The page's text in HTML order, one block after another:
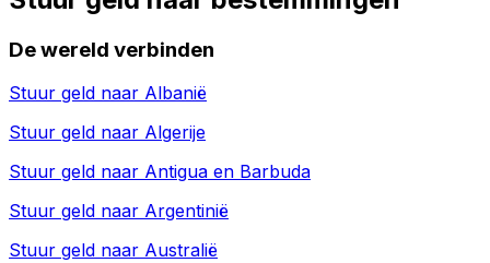
De wereld verbinden
Stuur geld naar Albanië
Stuur geld naar Algerije
Stuur geld naar Antigua en Barbuda
Stuur geld naar Argentinië
Stuur geld naar Australië